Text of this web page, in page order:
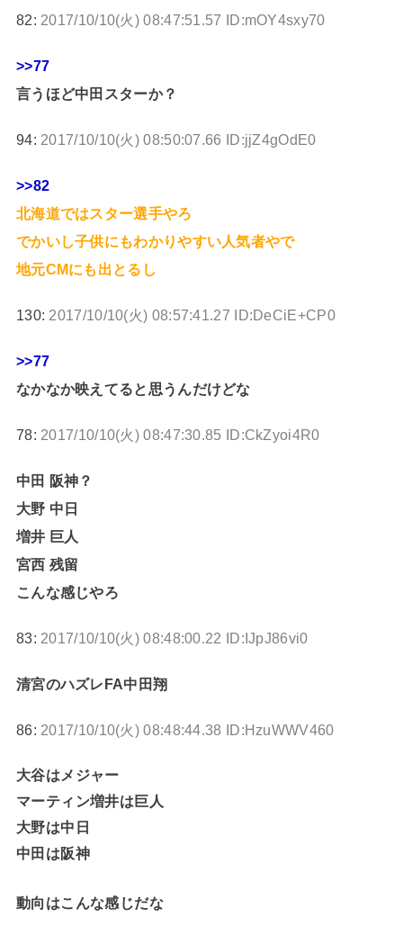
82: 2017/10/10(火) 08:47:51.57 ID:mOY4sxy70
>>77
言うほど中田スターか？
94: 2017/10/10(火) 08:50:07.66 ID:jjZ4gOdE0
>>82
北海道ではスター選手やろ
でかいし子供にもわかりやすい人気者やで
地元CMにも出とるし
130: 2017/10/10(火) 08:57:41.27 ID:DeCiE+CP0
>>77
なかなか映えてると思うんだけどな
78: 2017/10/10(火) 08:47:30.85 ID:CkZyoi4R0
中田 阪神？
大野 中日
増井 巨人
宮西 残留
こんな感じやろ
83: 2017/10/10(火) 08:48:00.22 ID:IJpJ86vi0
清宮のハズレFA中田翔
86: 2017/10/10(火) 08:48:44.38 ID:HzuWWV460
大谷はメジャー
マーティン増井は巨人
大野は中日
中田は阪神
動向はこんな感じだな